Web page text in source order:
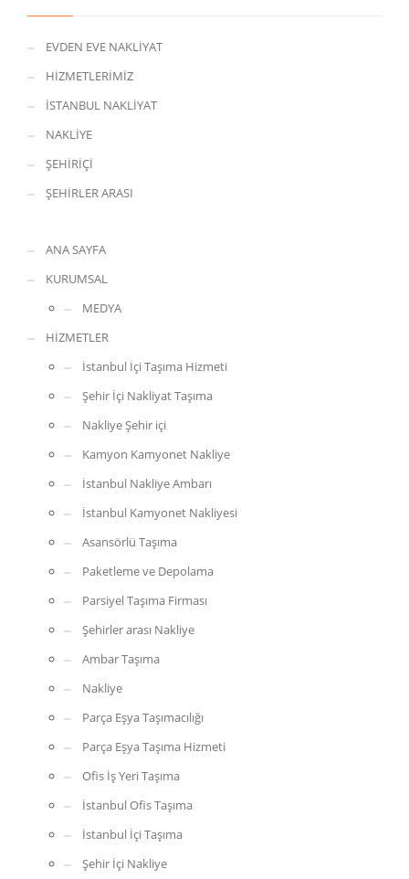
EVDEN EVE NAKLİYAT
HİZMETLERİMİZ
İSTANBUL NAKLİYAT
NAKLİYE
ŞEHİRİÇİ
ŞEHİRLER ARASI
ANA SAYFA
KURUMSAL
MEDYA
HİZMETLER
İstanbul İçi Taşıma Hizmeti
Şehir İçi Nakliyat Taşıma
Nakliye Şehir içi
Kamyon Kamyonet Nakliye
İstanbul Nakliye Ambarı
İstanbul Kamyonet Nakliyesi
Asansörlü Taşıma
Paketleme ve Depolama
Parsiyel Taşıma Firması
Şehirler arası Nakliye
Ambar Taşıma
Nakliye
Parça Eşya Taşımacılığı
Parça Eşya Taşıma Hizmeti
Ofis İş Yeri Taşıma
İstanbul Ofis Taşıma
İstanbul İçi Taşıma
Şehir İçi Nakliye